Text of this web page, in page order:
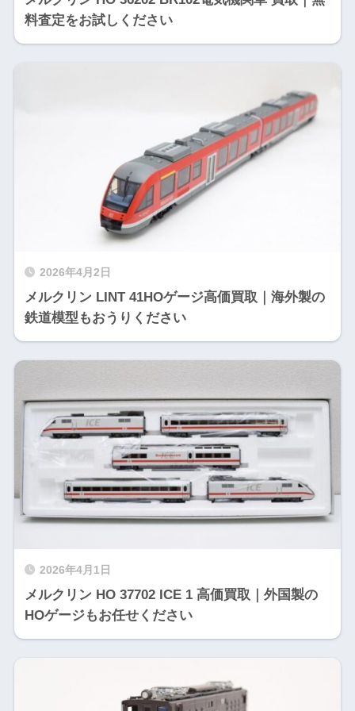
料査定をお試しください
2026年4月2日
メルクリン LINT 41HOゲージ高価買取｜海外製の
鉄道模型もおうりください
2026年4月1日
メルクリン HO 37702 ICE 1 高価買取｜外国製の
HOゲージもお任せください